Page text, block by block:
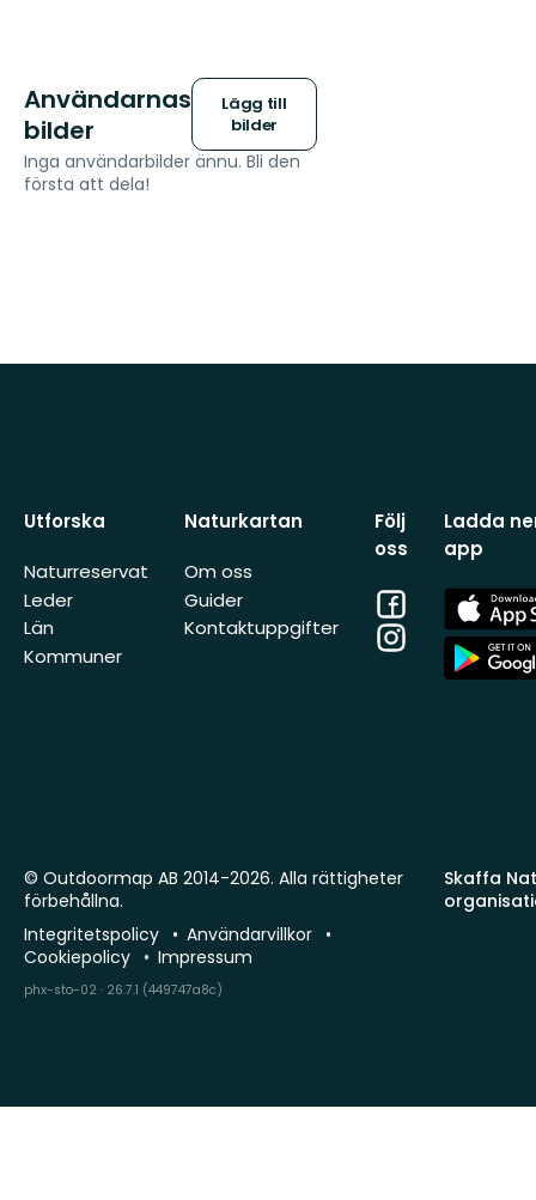
Användarnas
bilder
Lägg till
bilder
Inga användarbilder ännu. Bli den
första att dela!
Utforska
Naturreservat
Leder
Län
Kommuner
Naturkartan
Om oss
Guider
Kontaktuppgifter
Följ
oss
Facebook
Instagram
Ladda
app
App
Store
App
Store
Skaffa
© Outdoormap AB 2014-2026. Alla rättigheter
förbehållna.
Integritetspolicy
Användarvillkor
Cookiepolicy
Impressum
phx-sto-02 · 26.7.1 (449747a8c)